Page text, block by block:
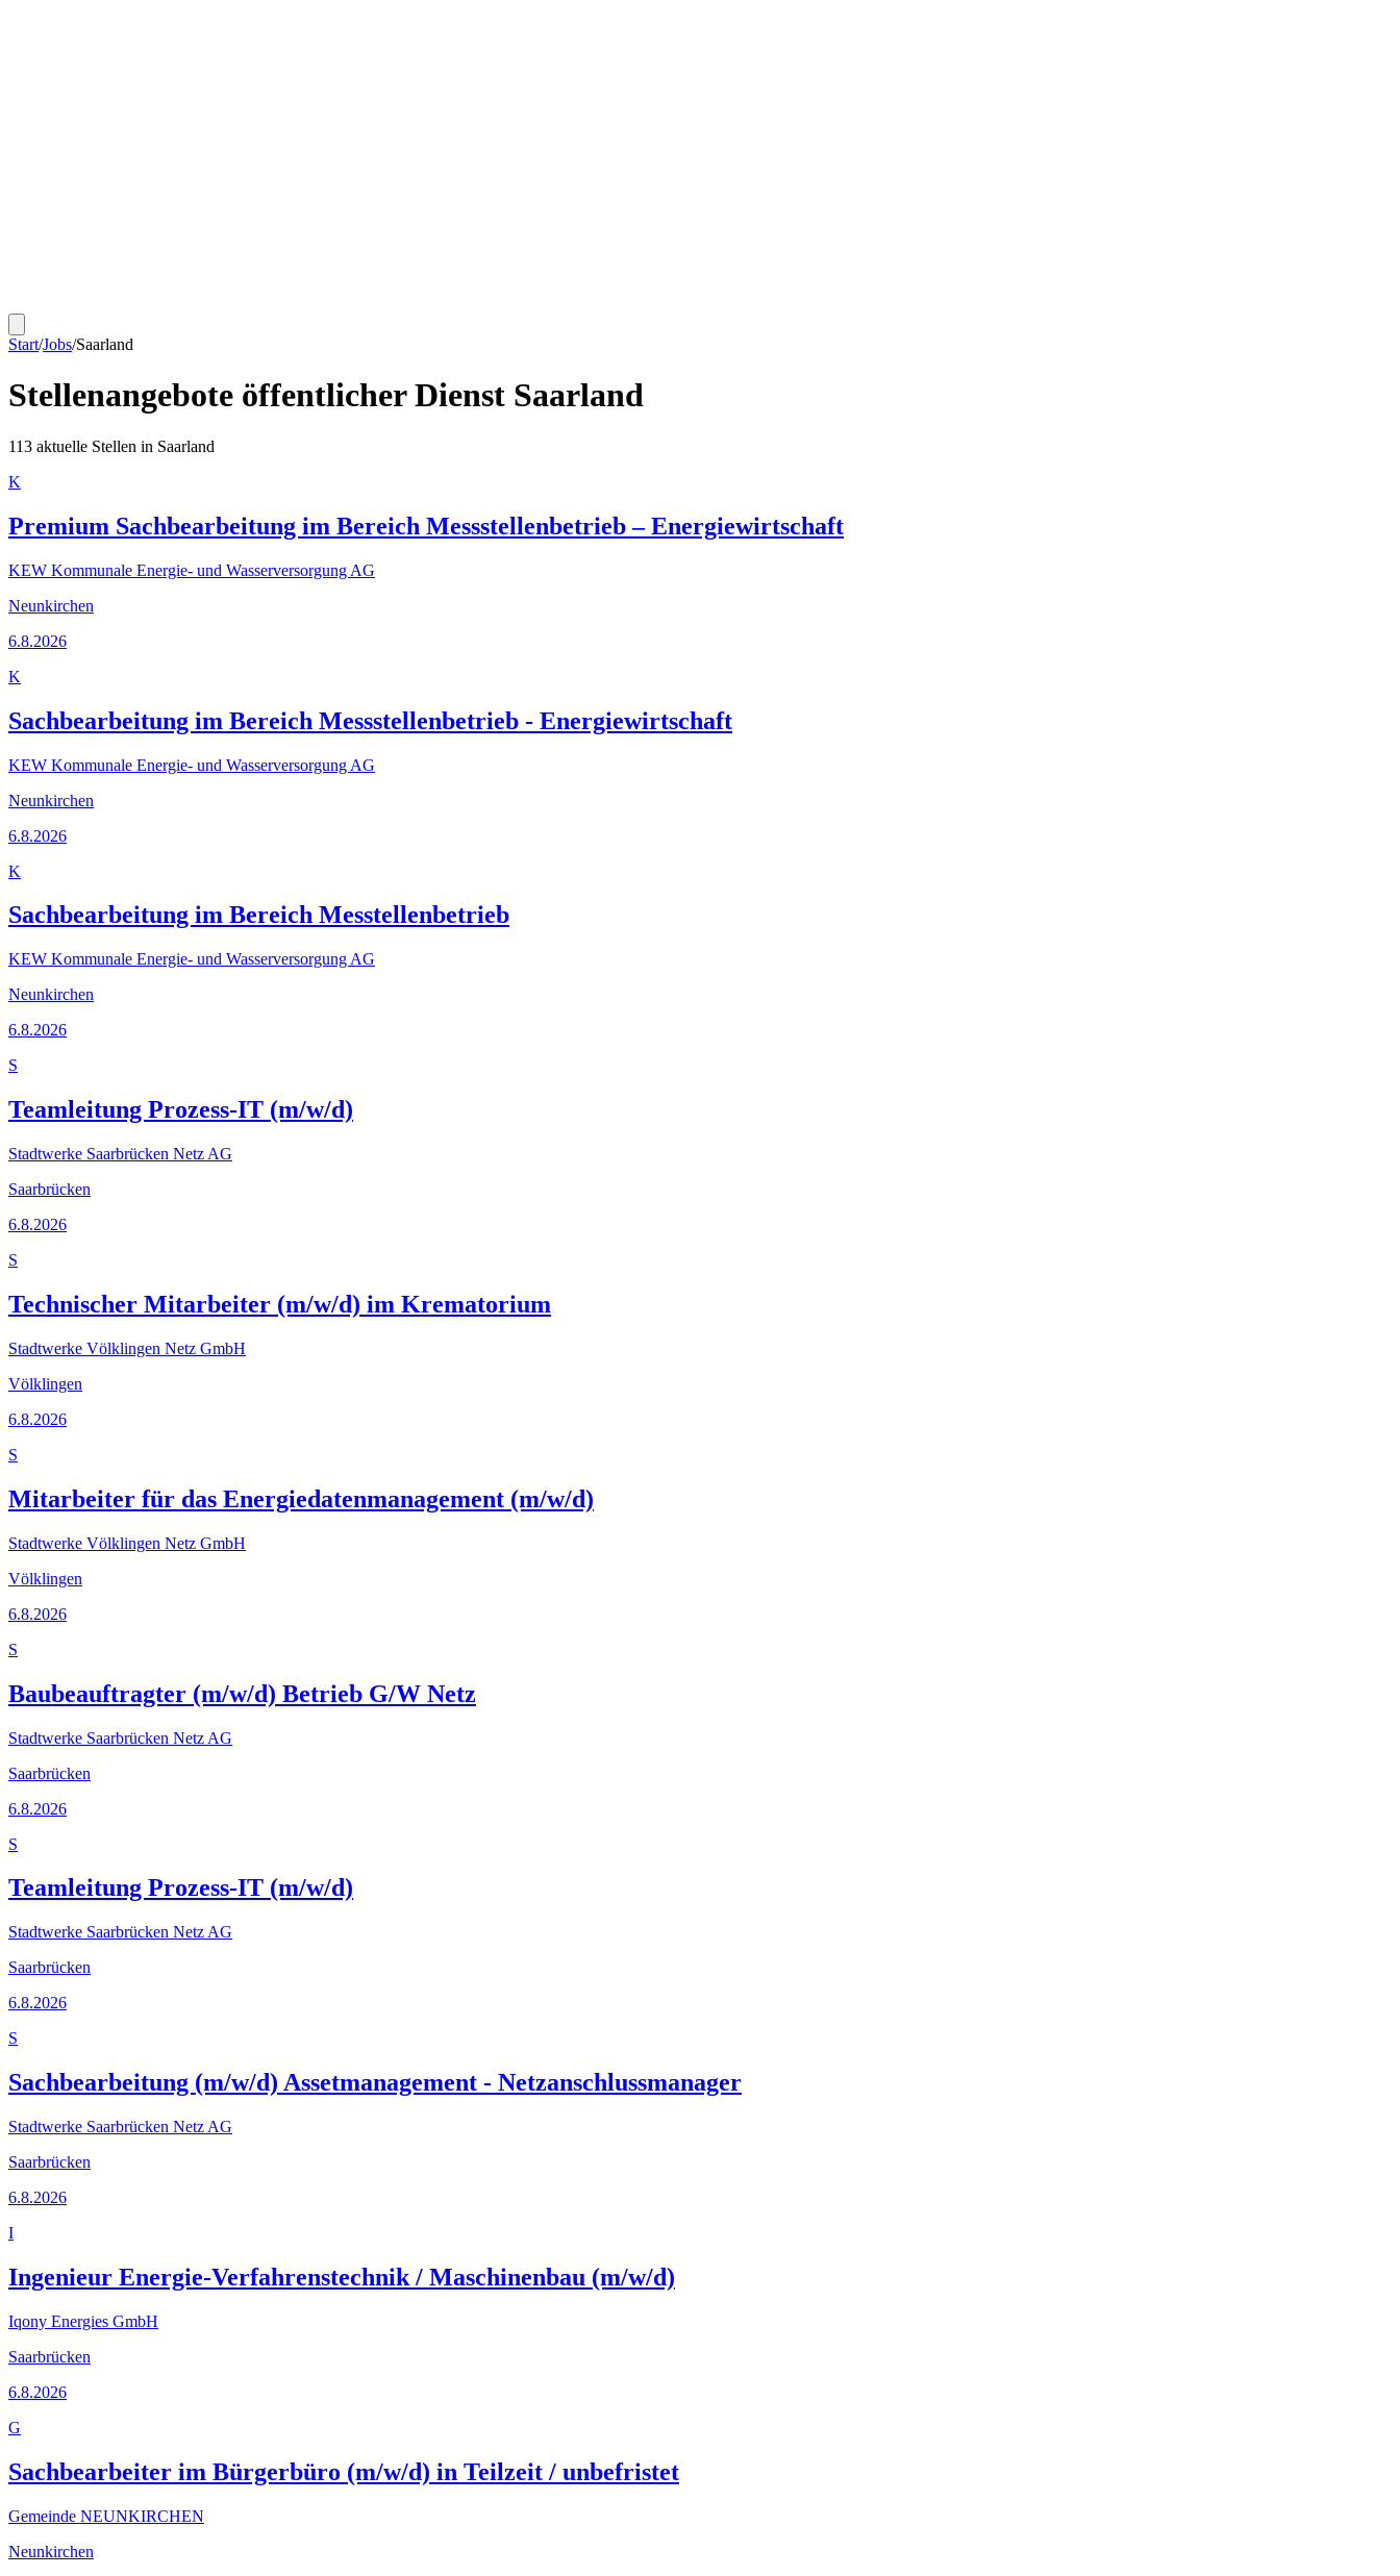
Start/Jobs/Saarland
Stellenangebote öffentlicher Dienst Saarland
113 aktuelle Stellen in Saarland
K
Premium Sachbearbeitung im Bereich Messstellenbetrieb – Energiewirtschaft
KEW Kommunale Energie- und Wasserversorgung AG
Neunkirchen
6.8.2026
K
Sachbearbeitung im Bereich Messstellenbetrieb - Energiewirtschaft
KEW Kommunale Energie- und Wasserversorgung AG
Neunkirchen
6.8.2026
K
Sachbearbeitung im Bereich Messtellenbetrieb
KEW Kommunale Energie- und Wasserversorgung AG
Neunkirchen
6.8.2026
S
Teamleitung Prozess-IT (m/w/d)
Stadtwerke Saarbrücken Netz AG
Saarbrücken
6.8.2026
S
Technischer Mitarbeiter (m/w/d) im Krematorium
Stadtwerke Völklingen Netz GmbH
Völklingen
6.8.2026
S
Mitarbeiter für das Energiedatenmanagement (m/w/d)
Stadtwerke Völklingen Netz GmbH
Völklingen
6.8.2026
S
Baubeauftragter (m/w/d) Betrieb G/W Netz
Stadtwerke Saarbrücken Netz AG
Saarbrücken
6.8.2026
S
Teamleitung Prozess-IT (m/w/d)
Stadtwerke Saarbrücken Netz AG
Saarbrücken
6.8.2026
S
Sachbearbeitung (m/w/d) Assetmanagement - Netzanschlussmanager
Stadtwerke Saarbrücken Netz AG
Saarbrücken
6.8.2026
I
Ingenieur Energie-Verfahrenstechnik / Maschinenbau (m/w/d)
Iqony Energies GmbH
Saarbrücken
6.8.2026
G
Sachbearbeiter im Bürgerbüro (m/w/d) in Teilzeit / unbefristet
Gemeinde NEUNKIRCHEN
Neunkirchen